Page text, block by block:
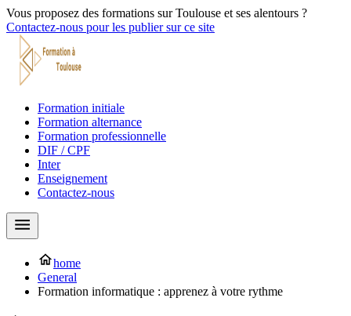
Vous proposez des formations sur Toulouse et ses alentours ?
Contactez-nous pour les publier sur ce site
Formation initiale
Formation alternance
Formation professionnelle
DIF / CPF
Inter
Enseignement
Contactez-nous
home
General
Formation informatique : apprenez à votre rythme